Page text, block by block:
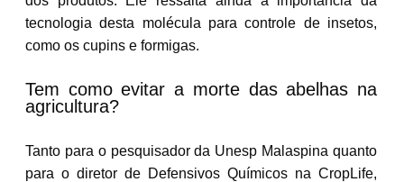
tecnologia desta molécula para controle de insetos,
como os cupins e formigas.
Tem como evitar a morte das abelhas na
agricultura?
Tanto para o pesquisador da Unesp Malaspina quanto
para o diretor de Defensivos Químicos na CropLife,